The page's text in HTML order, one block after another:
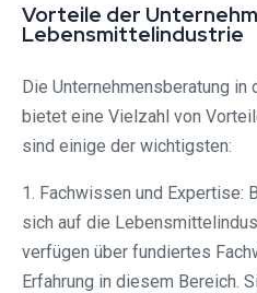
Vorteile der
Lebensmittelindustrie
Die Unternehmensberatung
bietet eine Vielzahl von
sind einige der wichtigsten:
1. Fachwissen und Expertise:
sich auf die
verfügen über fundiertes
Erfahrung in diesem Bereich.